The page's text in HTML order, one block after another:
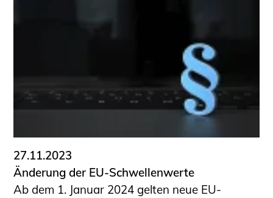
Qualifizierte Tragwerksplaner/-innen
Funktionsprüfung privater
Abwasserleitungen
Büronachfolge
Zusatzqualifikationen
Geschützter Bereich
27.11.2023
Änderung der EU-Schwellenwerte
Ab dem 1. Januar 2024 gelten neue EU-